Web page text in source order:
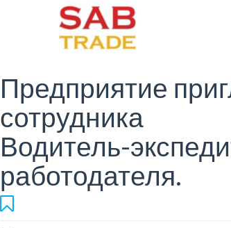
Предприятие
сотрудника
Водитель-
работодателя.